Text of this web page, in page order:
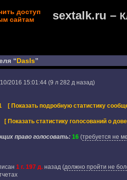
доступ
сайтам
sextalk.ru –
“DasIs”
2016 15:01:44 (9 л 282 д назад)
[ Показать подробную статистику
[ Показать статистику голосований о
право голосовать: 16(требуется не
1 г. 197 д.назад(должно пройти не